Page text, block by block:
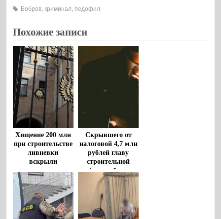
Бобров, криминал, педофил
Похожие записи
Хищение 200 млн
при строительстве
ливневки
вскрыли
воронежские
прокуроры
Скрывшего от
налоговой 4,7 млн
рублей главу
строительной
фирмы будут
судить в Воронеже